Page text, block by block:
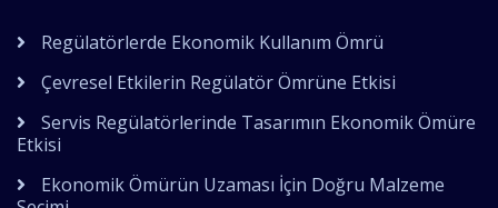
Regülatörlerde Ekonomik Kullanım Ömrü
Çevresel Etkilerin Regülatör Ömrüne Etkisi
Servis Regülatörlerinde Tasarımın Ekonomik Ömüre
Etkisi
Ekonomik Ömürün Uzaması İçin Doğru Malzeme